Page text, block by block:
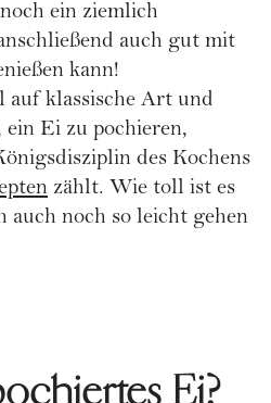
ein ziemlich
auch gut mit
kann!
auf klassische Art und
ein Ei zu pochieren,
des Kochens
zählt. Wie toll ist es
auch noch so leicht gehen
Ei?